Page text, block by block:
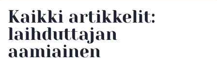
Kaikki artikkelit:
laihduttajan
aamiainen